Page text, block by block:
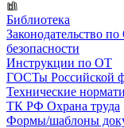
Библиотека
Законодательство
безопасности
Инструкции по ОТ
ГОСТы Российской
Технические
ТК РФ Охрана труда
Формы/шаблоны